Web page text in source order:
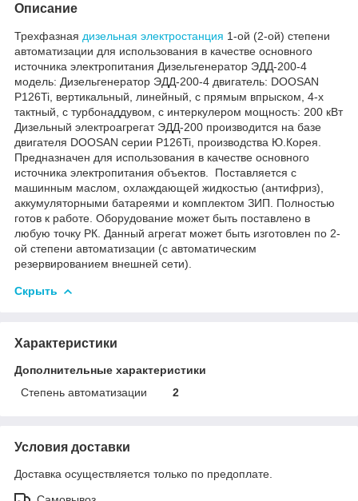
Описание
Трехфазная дизельная электростанция 1-ой (2-ой) степени
автоматизации для использования в качестве основного
источника электропитания Дизельгенератор ЭДД-200-4
модель: Дизельгенератор ЭДД-200-4 двигатель: DOOSAN
P126Ti, вертикальный, линейный, с прямым впрыском, 4-х
тактный, с турбонаддувом, с интеркулером мощность: 200 кВт
Дизельный электроагрегат ЭДД-200 производится на базе
двигателя DOOSAN серии P126Ti, производства Ю.Корея.
Предназначен для использования в качестве основного
источника электропитания объектов. Поставляется с
машинным маслом, охлаждающей жидкостью (антифриз),
аккумуляторными батареями и комплектом ЗИП. Полностью
готов к работе. Оборудование может быть поставлено в
любую точку РК. Данный агрегат может быть изготовлен по 2-
ой степени автоматизации (с автоматическим
резервированием внешней сети).
Скрыть
Характеристики
Дополнительные характеристики
Степень автоматизации
2
Условия доставки
Доставка осуществляется только по предоплате.